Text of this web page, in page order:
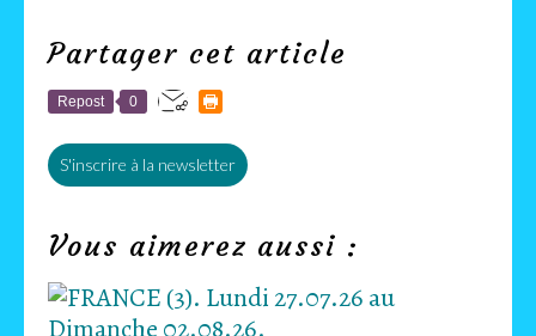
Partager cet article
Repost 0
S'inscrire à la newsletter
Vous aimerez aussi :